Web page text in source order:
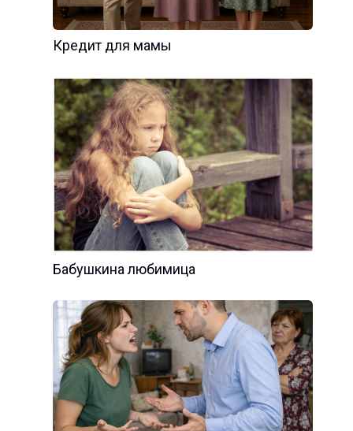
Кредит для мамы
Бабушкина любимица